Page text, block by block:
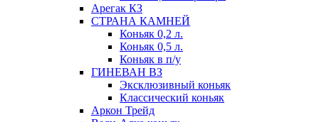
Арегак КЗ
СТРАНА КАМНЕЙ
Коньяк 0,2 л.
Коньяк 0,5 л.
Коньяк в п/у
ГИНЕВАН ВЗ
Эксклюзивный коньяк
Классический коньяк
Аркон Трейд